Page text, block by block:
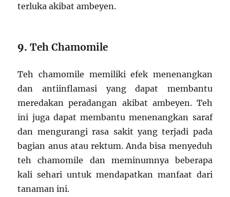
terluka akibat ambeyen.
9.Teh Chamomile
Teh chamomile memiliki efek menenangkan
dan antiinflamasi yang dapat membantu
meredakan peradangan akibat ambeyen. Teh
ini juga dapat membantu menenangkan saraf
dan mengurangi rasa sakit yang terjadi pada
bagian anus atau rektum. Anda bisa menyeduh
teh chamomile dan meminumnya beberapa
kali sehari untuk mendapatkan manfaat dari
tanaman ini.